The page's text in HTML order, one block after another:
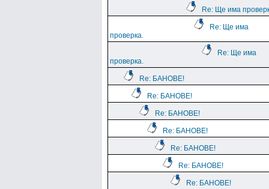
Re: Ще има
Re: Ще има
проверка.
Re: Ще има
проверка.
Re: БАНОВЕ!
Re: БАНОВЕ!
Re: БАНОВЕ!
Re: БАНОВЕ!
Re: БАНОВЕ!
Re: БАНОВЕ!
Re: БАНОВЕ!